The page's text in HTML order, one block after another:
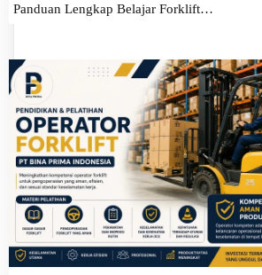
Panduan Lengkap Belajar Forklift…